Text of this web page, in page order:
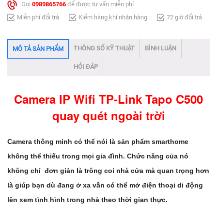
Gọi 0989865766 để được tư vấn miễn phí
Miễn phí đổi trả
Kiểm hàng khi nhận hàng 72 giờ đổi trả
MÔ TẢ SẢN PHẨM THÔNG SỐ KỸ THUẬT BÌNH LUẬN
HỎI ĐÁP
Camera IP Wifi TP-Link Tapo C500
quay quét ngoài trời
Camera thông minh có thể nói là sản phẩm smarthome
không thể thiếu trong mọi gia đình. Chức năng của nó
không chỉ đơn giản là trông coi nhà cửa mà quan trọng hơn
là giúp bạn dù đang ở xa vẫn có thể mở điện thoại di động
lên xem tình hình trong nhà theo thời gian thực.